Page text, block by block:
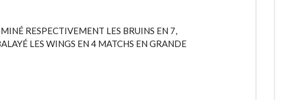
RESPECTIVEMENT LES BRUINS EN 7,
LES WINGS EN 4 MATCHS EN GRANDE